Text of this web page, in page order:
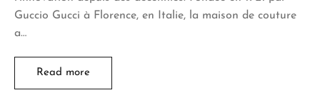
Guccio Gucci à Florence, en Italie, la maison de couture
a…
Read more